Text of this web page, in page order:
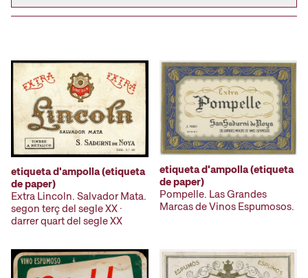
etiqueta d'ampolla (etiqueta
de paper)
Extra Lincoln. Salvador Mata.
segon terç del segle XX ·
darrer quart del segle XX
etiqueta d'ampolla (etiqueta
de paper)
Pompelle. Las Grandes
Marcas de Vinos Espumosos.